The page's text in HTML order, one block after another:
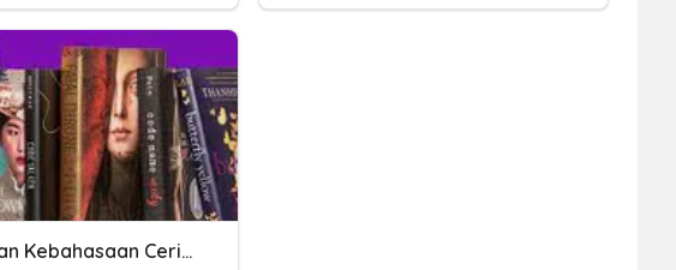
Struktur Dan Kebahasaan Cerita Fantasi